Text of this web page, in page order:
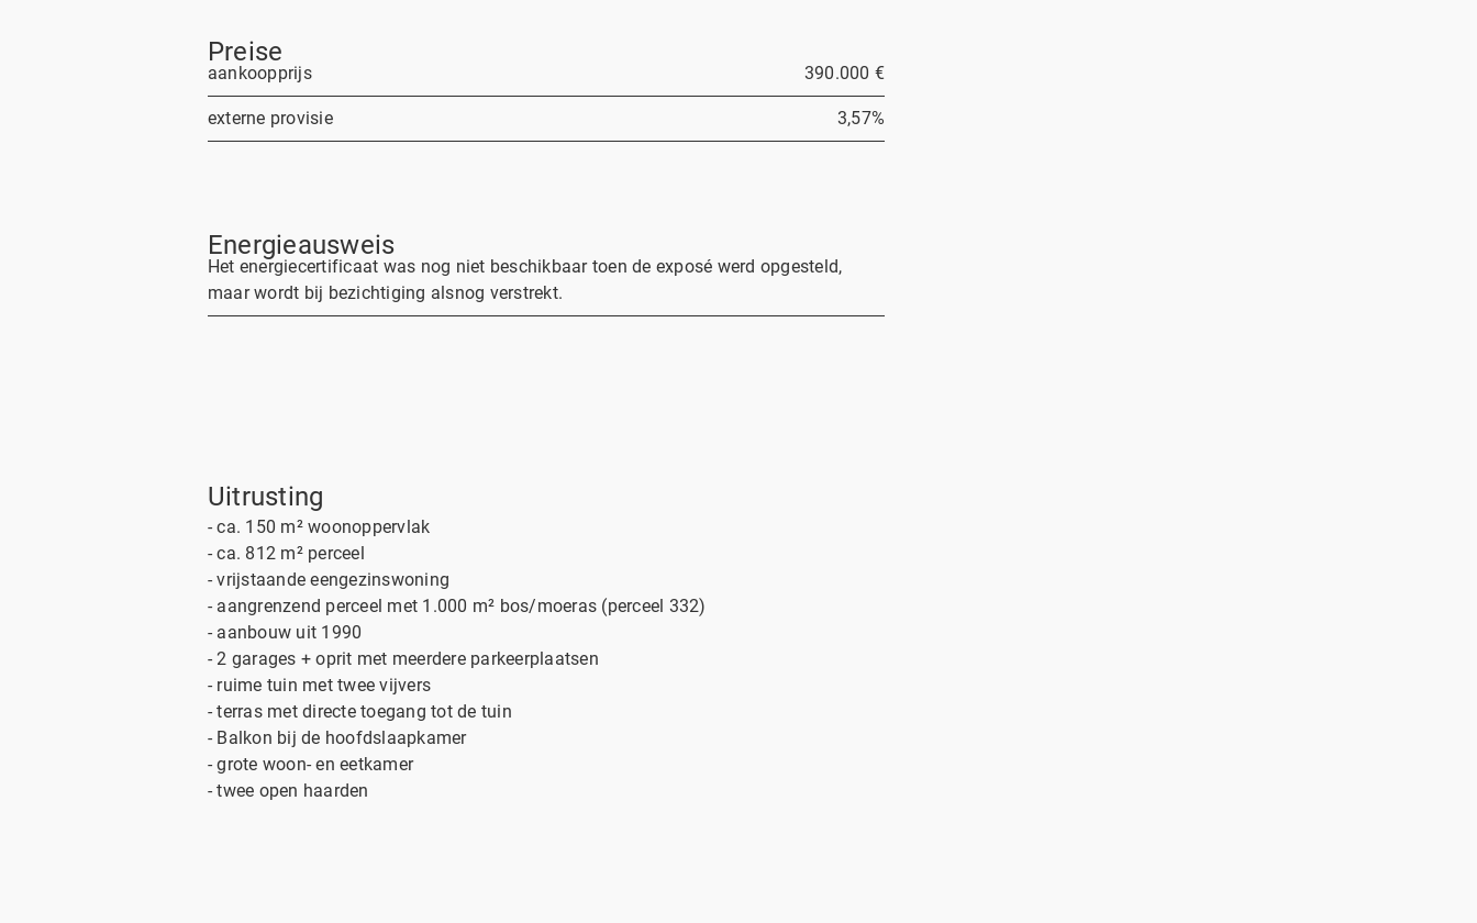
Preise
aankoopprijs 390.000 €
externe provisie 3,57%
Energieausweis
Het energiecertificaat was nog niet beschikbaar toen de exposé werd opgesteld,
maar wordt bij bezichtiging alsnog verstrekt.
Uitrusting
- ca. 150 m² woonoppervlak
- ca. 812 m² perceel
- vrijstaande eengezinswoning
- aangrenzend perceel met 1.000 m² bos/moeras (perceel 332)
- aanbouw uit 1990
- 2 garages + oprit met meerdere parkeerplaatsen
- ruime tuin met twee vijvers
- terras met directe toegang tot de tuin
- Balkon bij de hoofdslaapkamer
- grote woon- en eetkamer
- twee open haarden